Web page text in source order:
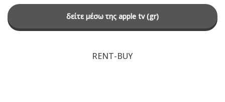
δείτε μέσω της apple tv (gr)
RENT-BUY